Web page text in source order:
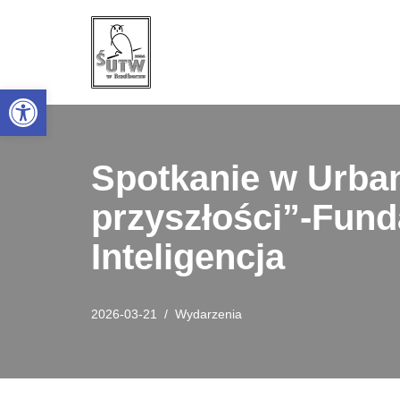
Open toolbar
treści
Spotkanie w
przyszłości”-
Inteligencja
2026-03-21 Wydarzenia